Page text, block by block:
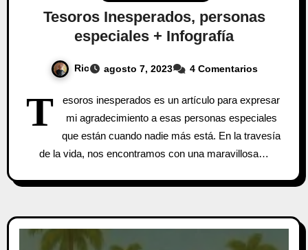
Tesoros Inesperados, personas
especiales + Infografía
Ric agosto 7, 2023 4 Comentarios
T
esoros inesperados es un artículo para expresar
mi agradecimiento a esas personas especiales
que están cuando nadie más está. En la travesía
de la vida, nos encontramos con una maravillosa…